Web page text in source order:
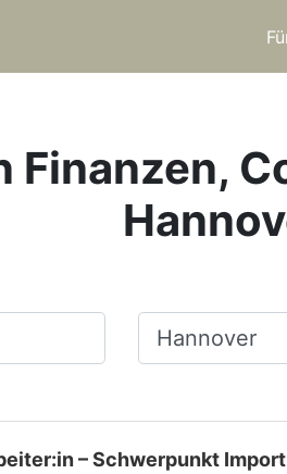
Finanzen,
Ort, Stadt
– Schwerpunkt Import